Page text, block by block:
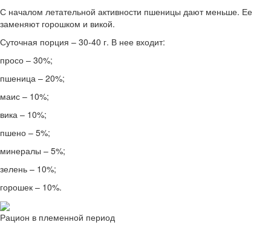
С началом летательной активности пшеницы дают меньше. Ее
заменяют горошком и викой.
Суточная порция – 30-40 г. В нее входит:
просо – 30%;
пшеница – 20%;
маис – 10%;
вика – 10%;
пшено – 5%;
минералы – 5%;
зелень – 10%;
горошек – 10%.
Рацион в племенной период